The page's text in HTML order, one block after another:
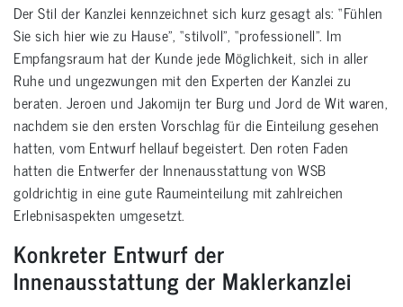
Der Stil der Kanzlei kennzeichnet sich kurz gesagt als: “Fühlen
Sie sich hier wie zu Hause”, “stilvoll”, “professionell”. Im
Empfangsraum hat der Kunde jede Möglichkeit, sich in aller
Ruhe und ungezwungen mit den Experten der Kanzlei zu
beraten. Jeroen und Jakomijn ter Burg und Jord de Wit waren,
nachdem sie den ersten Vorschlag für die Einteilung gesehen
hatten, vom Entwurf hellauf begeistert. Den roten Faden
hatten die Entwerfer der Innenausstattung von WSB
goldrichtig in eine gute Raumeinteilung mit zahlreichen
Erlebnisaspekten umgesetzt.
Konkreter Entwurf der
Innenausstattung der Maklerkanzlei